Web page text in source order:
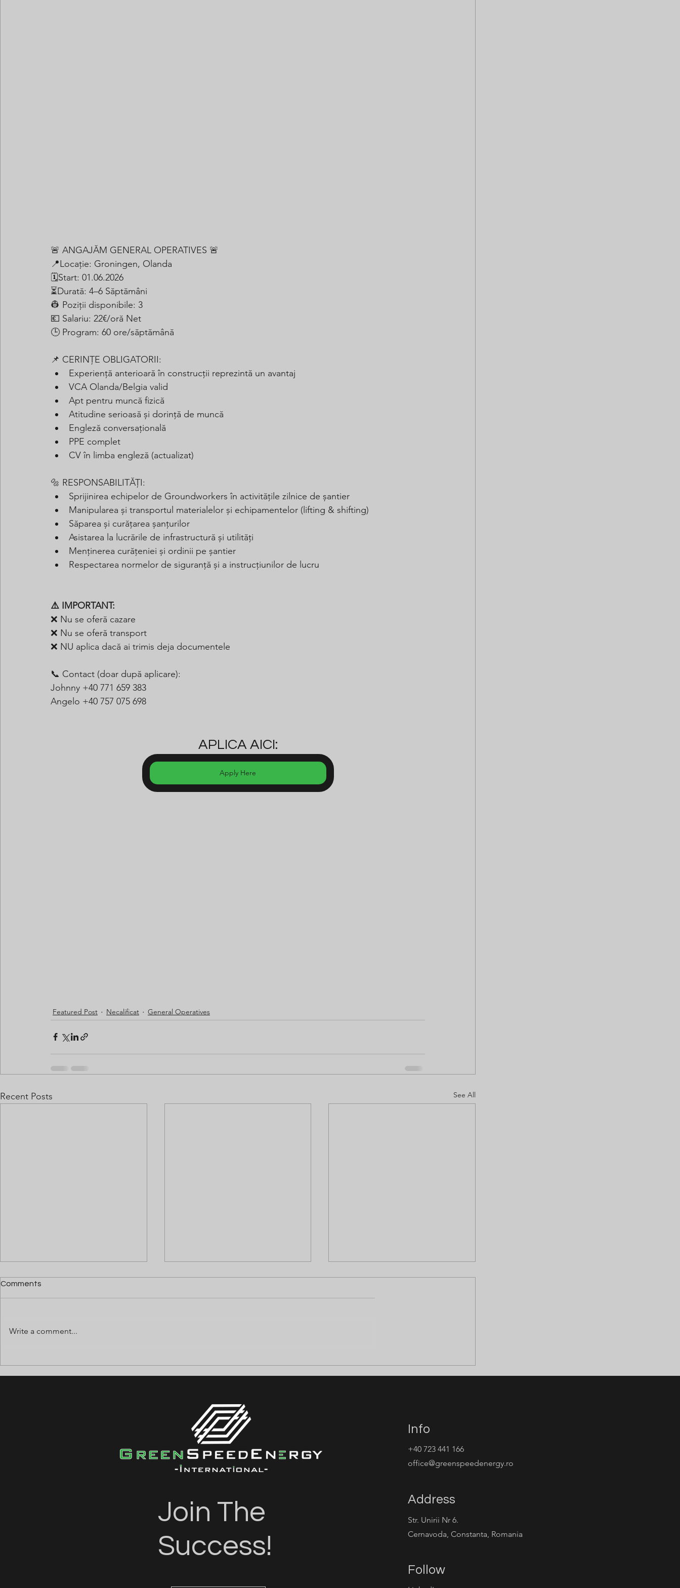
🚨 ANGAJĂM GENERAL OPERATIVES 🚨
📍Locație: Groningen, Olanda
🗓️Start: 01.06.2026
⏳Durată: 4–6 Săptămâni
👷 Poziții disponibile: 3
💶 Salariu: 22€/oră Net
🕒 Program: 60 ore/săptămână
📌 CERINȚE OBLIGATORII:
Experiență anterioară în construcții reprezintă un avantaj
VCA Olanda/Belgia valid
Apt pentru muncă fizică
Atitudine serioasă și dorință de muncă
Engleză conversațională
PPE complet
CV în limba engleză (actualizat)
🔩 RESPONSABILITĂȚI:
Sprijinirea echipelor de Groundworkers în activitățile zilnice de șantier
Manipularea și transportul materialelor și echipamentelor (lifting & shifting)
Săparea și curățarea șanțurilor
Asistarea la lucrările de infrastructură și utilități
Menținerea curățeniei și ordinii pe șantier
Respectarea normelor de siguranță și a instrucțiunilor de lucru
⚠️ IMPORTANT:
❌ Nu se oferă cazare
❌ Nu se oferă transport
❌ NU aplica dacă ai trimis deja documentele
📞 Contact (doar după aplicare):
Johnny +40 771 659 383
Angelo +40 757 075 698
APLICA AICI:
Apply Here
Featured Post Necalificat General Operatives
Recent Posts See All
TESTERI (DEAD & LIVE
FIRE ALARM ⚡
PULLERS ⚡
Comments
Write a comment...
Join The
Success!
Info
+40 723 441 166
office@greenspeedenergy.ro
Address
Str. Unirii Nr 6.
Cernavoda, Constanta, Romania
Follow